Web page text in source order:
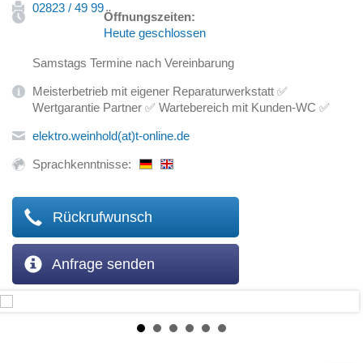
02823 / 49 99
Öffnungszeiten:
Heute geschlossen
Samstags Termine nach Vereinbarung
Meisterbetrieb mit eigener Reparaturwerkstatt ✅
Wertgarantie Partner ✅ Wartebereich mit Kunden-WC ✅
elektro.weinhold(at)t-online.de
Sprachkenntnisse:
Rückrufwunsch
Anfrage senden